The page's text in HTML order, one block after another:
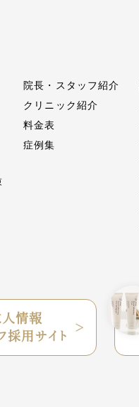
院長・スタッフ紹介
クリニック紹介
料金表
症例集
人情報
採用サイト